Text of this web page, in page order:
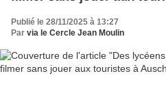
Publié le 28/11/2025 à 13:27
Par via le Cercle Jean Moulin